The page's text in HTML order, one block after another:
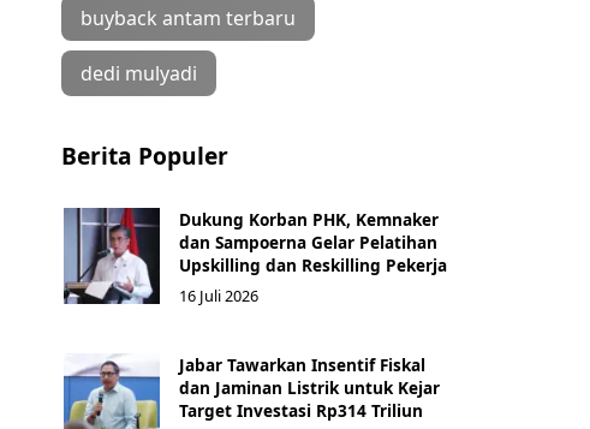
buyback antam terbaru
dedi mulyadi
Berita Populer
Dukung Korban PHK, Kemnaker
dan Sampoerna Gelar Pelatihan
Upskilling dan Reskilling Pekerja
16 Juli 2026
Jabar Tawarkan Insentif Fiskal
dan Jaminan Listrik untuk Kejar
Target Investasi Rp314 Triliun